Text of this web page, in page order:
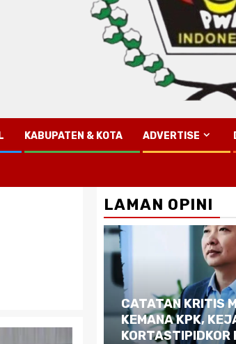
KABUPATEN & KOTA ADVERTISE
LAMAN OPINI
CATATAN KRITIS
KEMANA KPK,
KORTASTIPIDKOR